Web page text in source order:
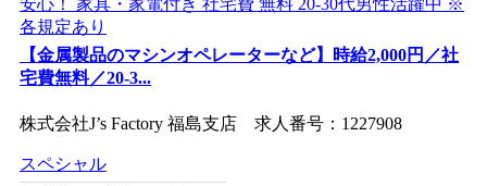
【金属製品のマシンオペレーターなど】時給2,000円／社
宅費無料／20-3...
株式会社J’s Factory 福島支店 求人番号：1227908
スペシャル